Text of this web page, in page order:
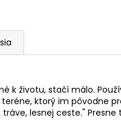
k životu, stačí málo.
ktorý im pôvodne
lesnej ceste." Presne